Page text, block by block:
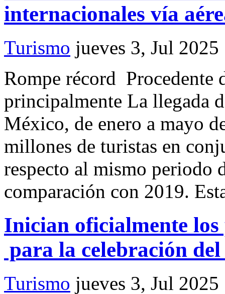
internacionales vía
Turismo jueves 3, Jul 2025
Rompe récord Procedente
principalmente La llegada
México, de enero a mayo
millones de turistas en
respecto al mismo periodo
comparación con 2019.
Inician oficialmente
para la celebración
Turismo jueves 3, Jul 2025